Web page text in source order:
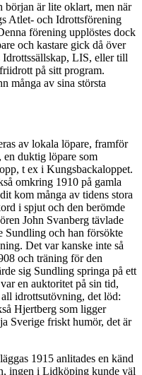
är lite oklart, men när
Atlet- och Idrottsförening
förening upplöstes dock
och kastare gick då över
LIS, eller till
på sitt program.
många av sina största
av lokala löpare, framför
en duktig löpare som
t ex i Kungsbackaloppet.
omkring 1910 på gamla
kom många av tidens stora
i spjut och den berömde
John Svanberg tävlade
Sundling och han försökte
Det var kanske inte så
och träning för den
sig Sundling springa på ett
en auktoritet på sin tid,
idrottsutövning, det löd:
Hjertberg som ligger
Sverige friskt humör, det är
1915 anlitades en känd
ingen i Lidköping kunde väl